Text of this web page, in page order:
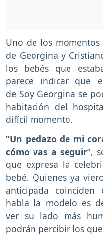
Uno de los
de Georgina y
los bebés que
parece indicar que
de Soy Georgina se
habitación del
difícil momento.
“Un pedazo de mi
cómo vas a seguir”,
que expresa la
bebé. Quienes ya
anticipada
habla la modelo es
ver su lado más
podrán percibir los